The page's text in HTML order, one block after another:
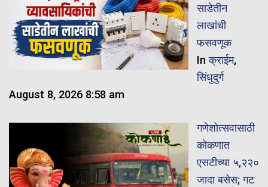
साडेतीन
लाखांची
फसवणूक
Inक्राईम,
सिंधुदुर्ग
August 8, 2026 8:58 am
गणेशोत्सवासाठी
कोकणात
एसटीच्या ५,२२०
जादा बसेस; गट